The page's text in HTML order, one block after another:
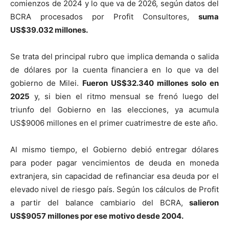
comienzos de 2024 y lo que va de 2026, según datos del
BCRA procesados por Profit Consultores, suma
US$39.032 millones.
Se trata del principal rubro que implica demanda o salida
de dólares por la cuenta financiera en lo que va del
gobierno de Milei. Fueron US$32.340 millones solo en
2025 y, si bien el ritmo mensual se frenó luego del
triunfo del Gobierno en las elecciones, ya acumula
US$9006 millones en el primer cuatrimestre de este año.
Al mismo tiempo, el Gobierno debió entregar dólares
para poder pagar vencimientos de deuda en moneda
extranjera, sin capacidad de refinanciar esa deuda por el
elevado nivel de riesgo país. Según los cálculos de Profit
a partir del balance cambiario del BCRA, salieron
US$9057 millones por ese motivo desde 2004.